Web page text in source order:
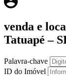
venda e
Tatuapé –
Palavra-chave
ID do Imóvel